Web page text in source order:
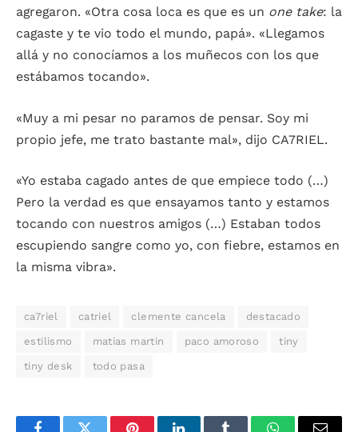
agregaron. «Otra cosa loca es que es un one take: la
cagaste y te vio todo el mundo, papá». «Llegamos
allá y no conocíamos a los muñecos con los que
estábamos tocando».
«Muy a mi pesar no paramos de pensar. Soy mi
propio jefe, me trato bastante mal», dijo CA7RIEL.
«Yo estaba cagado antes de que empiece todo (…)
Pero la verdad es que ensayamos tanto y estamos
tocando con nuestros amigos (…) Estaban todos
escupiendo sangre como yo, con fiebre, estamos en
la misma vibra».
ca7riel catriel clemente cancela destacado
estilismo matias martin paco amoroso tiny
tiny desk todo pasa